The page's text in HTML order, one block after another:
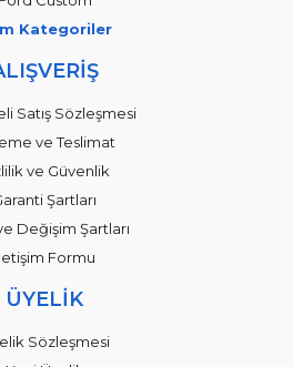
Kategoriler
Satış Sözleşmesi
ve Teslimat
ve Güvenlik
Şartları
Değişim Şartları
Formu
ÜYELİK
Sözleşmesi